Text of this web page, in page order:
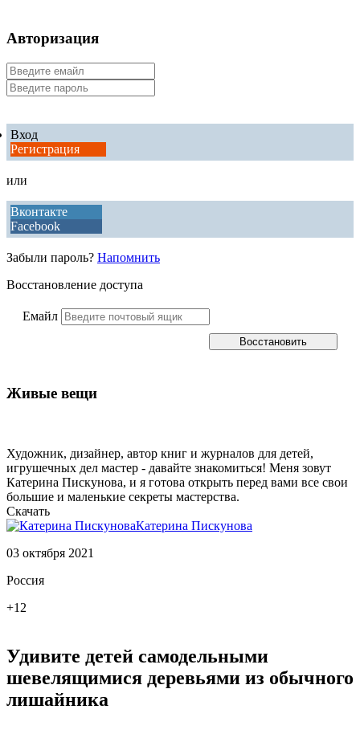
Авторизация
Вход
Регистрация
или
Вконтакте
Facebook
Забыли пароль? Напомнить
Восстановление доступа
Емайл
Живые вещи
Художник, дизайнер, автор книг и журналов для детей,
игрушечных дел мастер - давайте знакомиться! Меня зовут
Катерина Пискунова, и я готова открыть перед вами все свои
большие и маленькие секреты мастерства.
Скачать
Катерина Пискунова
03 октября 2021
Россия
+12
Удивите детей самодельными
шевелящимися деревьями из обычного
лишайника